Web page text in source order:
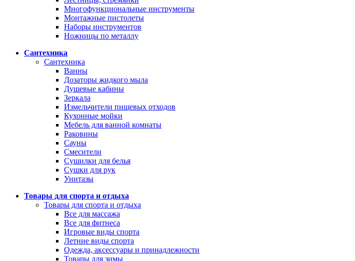
Многофункциональные инструменты
Монтажные пистолеты
Наборы инструментов
Ножницы по металлу
Сантехника
Сантехника
Ванны
Дозаторы жидкого мыла
Душевые кабины
Зеркала
Измельчители пищевых отходов
Кухонные мойки
Мебель для ванной комнаты
Раковины
Сауны
Смесители
Сушилки для белья
Сушки для рук
Унитазы
Товары для спорта и отдыха
Товары для спорта и отдыха
Все для массажа
Все для фитнеса
Игровые виды спорта
Летние виды спорта
Одежда, аксессуары и принадлежности
Товары для зимы